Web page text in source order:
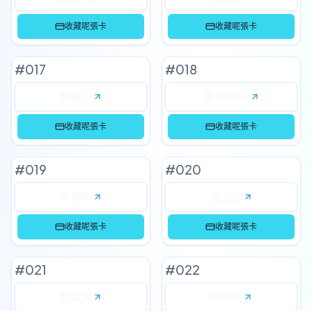
收藏呢張卡 收藏呢張卡
#017
收藏呢張卡
#018
收藏呢張卡
#019
收藏呢張卡
#020
收藏呢張卡
#021 #022